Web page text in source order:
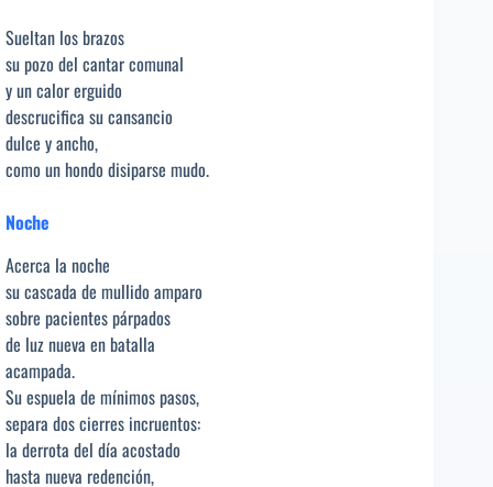
Sueltan los brazos
su pozo del cantar comunal
y un calor erguido
descrucifica su cansancio
dulce y ancho,
como un hondo disiparse mudo.
Noche
Acerca la noche
su cascada de mullido amparo
sobre pacientes párpados
de luz nueva en batalla
acampada.
Su espuela de mínimos pasos,
separa dos cierres incruentos:
la derrota del día acostado
hasta nueva redención,